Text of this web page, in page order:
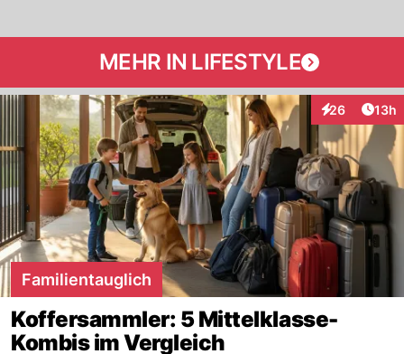
MEHR IN LIFESTYLE
26
Interaktionen
13h
Familientauglich
Koffersammler: 5 Mittelklasse-
Kombis im Vergleich